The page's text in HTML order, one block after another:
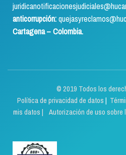
anticorrupción:
Cartagena – Colombia.
© 2019 Todos los
Política de privacidad de datos |
mis datos | Autorización de uso sobre